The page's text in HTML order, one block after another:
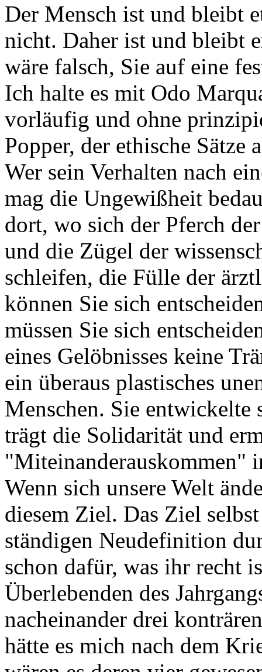
Der Mensch ist und bleibt
nicht. Daher ist und bleibt
wäre falsch, Sie auf eine
Ich halte es mit Odo
vorläufig und ohne
Popper, der ethische
Wer sein Verhalten nach
mag die Ungewißheit
dort, wo sich der Pferch
und die Zügel der
schleifen, die Fülle der
können Sie sich
müssen Sie sich
eines Gelöbnisses keine
ein überaus plastisches
Menschen. Sie
trägt die Solidarität und
Wenn sich unsere Welt
diesem Ziel. Das Ziel
ständigen Neudefinition
schon dafür, was ihr recht
Überlebenden des
nacheinander drei
hätte es mich nach dem